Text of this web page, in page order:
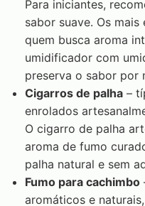
Para iniciantes,
sabor suave. Os
quem busca aroma
umidificador com
preserva o sabor por
Cigarros de palha –
enrolados
O cigarro de palha
aroma de fumo
palha natural e sem
Fumo para cachimbo
aromáticos e